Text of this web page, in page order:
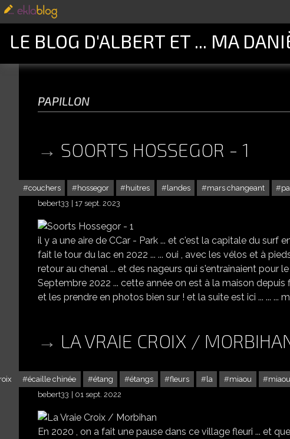
LE BLOG D'ALBERT ET ... MA
papillon
SOORTS HOSSEGOR - 1
couchers hossegor huitres landes mars changeant
bebert33
17 sept. 2023
il y a une aire de CCar - Park ... et c'est la capitale du surf
fait le tour du lac en 2022 ... ... oui , avec les vélos et à
retour au chenal ... et des nageurs qui s'entrainaient pour
Septembre 2022 ... cette année on est à la maison depuis
et les prendre en photos bien sur ! et la suite est ici ... ... ...
LA VRAIE CROIX /
écaille chinée étang étangs fleurs la miaou miaou
bebert33
01 sept. 2022
En 2020 , on a fait une pause dans ce village fleuri ... et